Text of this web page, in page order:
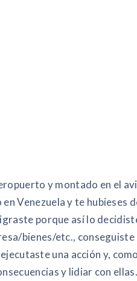
y montado en el
Venezuela y te hubieses
porque así lo
bienes/etc.,
una acción y,
y lidiar con ellas.